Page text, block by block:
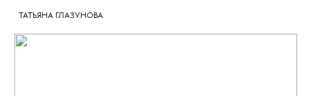
ТАТЬЯНА ГЛАЗУНОВА